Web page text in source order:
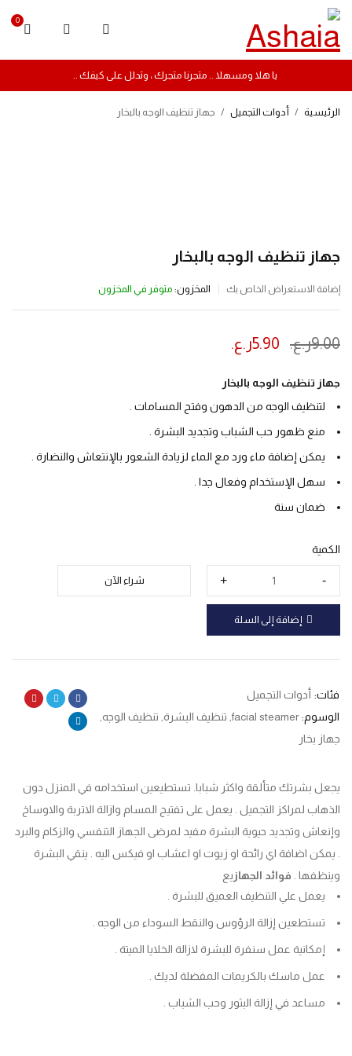
0
يا هلا ومسهلا .. متجرنا متجرك ، وتدلل على كيفك ..
الرئيسية / أدوات التجميل / جهاز تنظيف الوجه بالبخار
جهاز تنظيف الوجه بالبخار
إضافة الاستعراض الخاص بك المخزون: متوفر في المخزون
ينتهي العرض بعد :
9.00ر.ع. 5.90ر.ع.
جهاز تنظيف الوجه بالبخار
لتنظيف الوجه من الدهون وفتح المسامات .
منع ظهور حب الشباب وتجديد البشرة .
يمكن إضافة ماء ورد مع الماء لزيادة الشعور بالإنتعاش والنضارة .
سهل الإستخدام وفعال جدا .
ضمان سنة
الكمية
إضافة إلى السلة
شراء الآن
فئات: أدوات التجميل
الوسوم: facial steamer تنظيف البشرة تنظيف الوجه
جهاز بخار
يجعل بشرتك متألقة واكثر شبابا. تستطيعين استخدامه في المنزل دون
الذهاب لمراكز التجميل . يعمل على تفتيح المسام وازالة الاتربة والاوساخ
وإنعاش وتجديد حيوية البشرة مفيد لمرضى الجهاز التنفسي والزكام والبرد
. يمكن اضافة اي رائحة او زيوت او اعشاب او فيكس اليه . ينقي البشرة
وينظفها . فوائد الجهاز يع
يعمل علي التنظيف العميق للبشرة .
تستطعين إزالة الرؤوس والنقط السوداء من الوجه .
إمكانية عمل سنفرة للبشرة لازالة الخلايا الميتة .
عمل ماسك بالكريمات المفضلة لديك .
مساعد في إزالة البثور وحب الشباب .